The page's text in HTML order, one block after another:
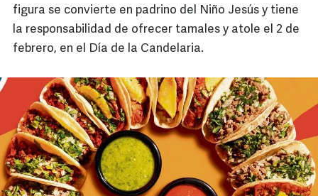
figura se convierte en padrino del Niño Jesús y tiene
la responsabilidad de ofrecer tamales y atole el 2 de
febrero, en el Día de la Candelaria.